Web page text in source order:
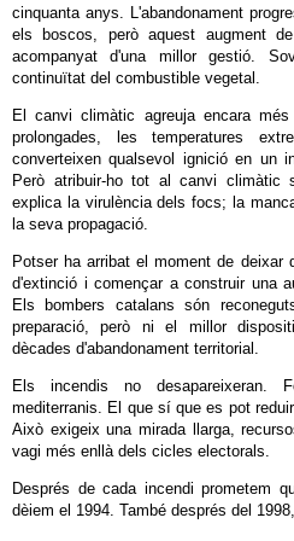
cinquanta anys. L'abandonament
els boscos, però aquest augment
acompanyat d'una millor gestió.
continuïtat del combustible vegetal.
El canvi climàtic agreuja encara
prolongades, les temperatures
converteixen qualsevol ignició en un
Però atribuir-ho tot al canvi climàtic
explica la virulència dels focs; la
la seva propagació.
Potser ha arribat el moment de deixar
d'extinció i començar a construir una
Els bombers catalans són
preparació, però ni el millor
dècades d'abandonament territorial.
Els incendis no desapareixeran.
mediterranis. El que sí que es pot
Això exigeix una mirada llarga,
vagi més enllà dels cicles electorals.
Després de cada incendi prometem
dèiem el 1994. També després del